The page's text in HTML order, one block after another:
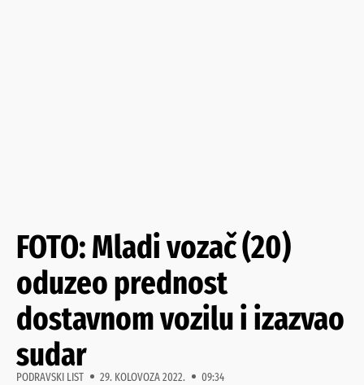
FOTO: Mladi vozač (20)
oduzeo prednost
dostavnom vozilu i izazvao
sudar
PODRAVSKI LIST 29. KOLOVOZA 2022. 09:34